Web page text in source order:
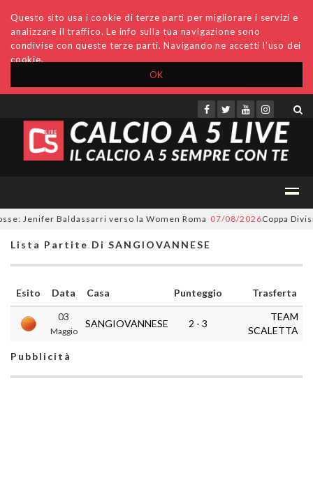
OK
Questo sito usa i cookie di terze parti per migliorare i servizi e
analizzare il traffico. Le info sulla tua navigazione sono
condivise con queste terze parti. Navigando ne accetti l'uso dei
cookie.
Accedi Archivio Invio comunicati Redazione
Jenifer Baldassarri verso la Women Roma 07/08/2026Coppa
Lista Partite Di SANGIOVANNESE
Esito Data Casa Punteggio
Trasferta
03
Maggio
SANGIOVANNESE 2 - 3
TEAM
SCALETTA
Pubblicità